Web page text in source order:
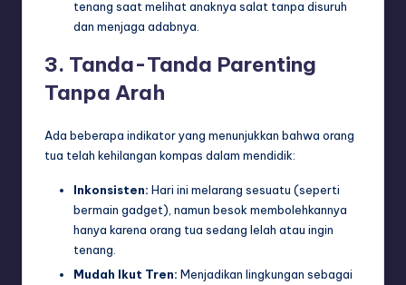
tenang saat melihat anaknya salat tanpa disuruh
dan menjaga adabnya.
3. Tanda-Tanda Parenting
Tanpa Arah
Ada beberapa indikator yang menunjukkan bahwa orang
tua telah kehilangan kompas dalam mendidik:
Inkonsisten: Hari ini melarang sesuatu (seperti
bermain gadget), namun besok membolehkannya
hanya karena orang tua sedang lelah atau ingin
tenang.
Mudah Ikut Tren: Menjadikan lingkungan sebagai